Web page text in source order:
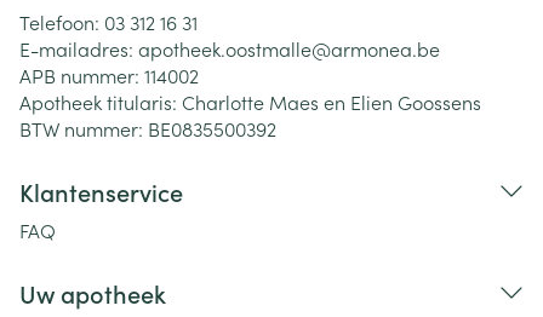
Telefoon: 03 312 16 31
E-mailadres: apotheek.oostmalle@armonea.be
APB nummer: 114002
Apotheek titularis: Charlotte Maes en Elien Goossens
BTW nummer: BE0835500392
Klantenservice
FAQ
Uw apotheek